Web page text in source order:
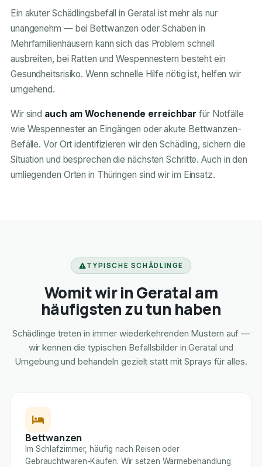
Ein akuter Schädlingsbefall in Geratal ist mehr als nur
unangenehm — bei Bettwanzen oder Schaben in
Mehrfamilienhäusern kann sich das Problem schnell
ausbreiten, bei Ratten und Wespennestern besteht ein
Gesundheitsrisiko. Wenn schnelle Hilfe nötig ist, helfen wir
umgehend.
Wir sind auch am Wochenende erreichbar für Notfälle
wie Wespennester an Eingängen oder akute Bettwanzen-
Befälle. Vor Ort identifizieren wir den Schädling, sichern die
Situation und besprechen die nächsten Schritte. Auch in den
umliegenden Orten in Thüringen sind wir im Einsatz.
TYPISCHE SCHÄDLINGE
Womit wir in Geratal am
häufigsten zu tun haben
Schädlinge treten in immer wiederkehrenden Mustern auf —
wir kennen die typischen Befallsbilder in Geratal und
Umgebung und behandeln gezielt statt mit Sprays für alles.
Bettwanzen
Im Schlafzimmer, häufig nach Reisen oder
Gebrauchtwaren-Käufen. Wir setzen Wärmebehandlung